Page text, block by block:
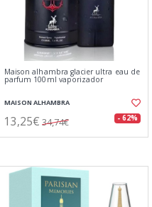
Maison alhambra glacier ultra eau de
parfum 100ml vaporizador
MAISON ALHAMBRA
13,25€ 34,74€ - 62%